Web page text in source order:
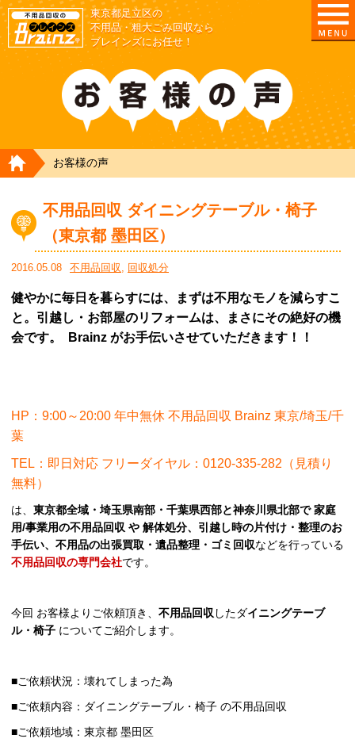
東京都足立区の
不用品・粗大ごみ回収なら
ブレインズにお任せ！
HOME
お客様の声
不用品回収 ダイニングテーブル・椅子
（東京都 墨田区）
2016.05.08 不用品回収, 回収処分
健やかに毎日を暮らすには、まずは不用なモノを減らすこ
と。引越し・お部屋のリフォームは、まさにその絶好の機
会です。 Brainz がお手伝いさせていただきます！！
HP：9:00～20:00 年中無休 不用品回収 Brainz 東京/埼玉/千
葉
TEL：即日対応 フリーダイヤル：0120-335-282（見積り
無料）
は、 東京都全域・埼玉県南部・千葉県西部と神奈川県北部で 家庭
用/事業用の不用品回収 や 解体処分、引越し時の片付け・整理のお
手伝い、不用品の出張買取・遺品整理・ゴミ回収などを行っている
不用品回収の専門会社です。
今回 お客様よりご依頼頂き、 不用品回収 したダイニングテーブ
ル・椅子 についてご紹介します。
■ご依頼状況：壊れてしまった為
■ご依頼内容：ダイニングテーブル・椅子 の不用品回収
■ご依頼地域：東京都 墨田区